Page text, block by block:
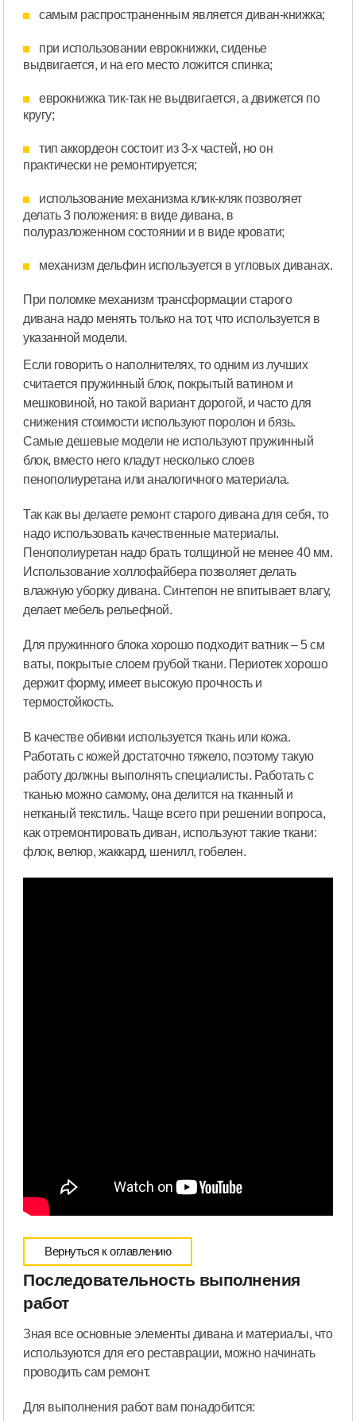
самым распространенным является диван-книжка;
при использовании еврокнижки, сиденье
выдвигается, и на его место ложится спинка;
еврокнижка тик-так не выдвигается, а движется по
кругу;
тип аккордеон состоит из 3-х частей, но он
практически не ремонтируется;
использование механизма клик-кляк позволяет
делать 3 положения: в виде дивана, в
полуразложенном состоянии и в виде кровати;
механизм дельфин используется в угловых диванах.
При поломке механизм трансформации старого
дивана надо менять только на тот, что используется в
указанной модели.
Если говорить о наполнителях, то одним из лучших
считается пружинный блок, покрытый ватином и
мешковиной, но такой вариант дорогой, и часто для
снижения стоимости используют поролон и бязь.
Самые дешевые модели не используют пружинный
блок, вместо него кладут несколько слоев
пенополиуретана или аналогичного материала.
Так как вы делаете ремонт старого дивана для себя, то
надо использовать качественные материалы.
Пенополиуретан надо брать толщиной не менее 40 мм.
Использование холлофайбера позволяет делать
влажную уборку дивана. Синтепон не впитывает влагу,
делает мебель рельефной.
Для пружинного блока хорошо подходит ватник – 5 см
ваты, покрытые слоем грубой ткани. Периотек хорошо
держит форму, имеет высокую прочность и
термостойкость.
В качестве обивки используется ткань или кожа.
Работать с кожей достаточно тяжело, поэтому такую
работу должны выполнять специалисты. Работать с
тканью можно самому, она делится на тканный и
нетканый текстиль. Чаще всего при решении вопроса,
как отремонтировать диван, используют такие ткани:
флок, велюр, жаккард, шенилл, гобелен.
Вернуться к оглавлению
Последовательность выполнения
работ
Зная все основные элементы дивана и материалы, что
используются для его реставрации, можно начинать
проводить сам ремонт.
Для выполнения работ вам понадобится: